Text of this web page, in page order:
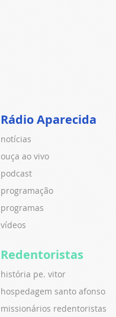
Rádio Aparecida
notícias
ouça ao vivo
podcast
programação
programas
vídeos
Redentoristas
história pe. vitor
hospedagem santo afonso
missionários redentoristas